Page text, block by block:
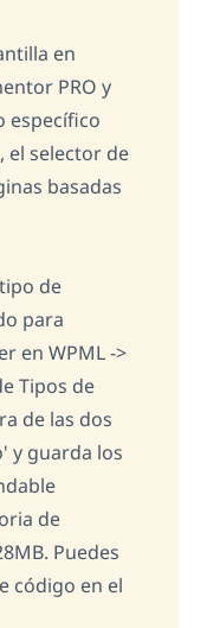
en
PRO y
específico
el selector de
basadas
de
para
en WPML ->
Tipos de
de las dos
y guarda los
de
Puedes
código en el